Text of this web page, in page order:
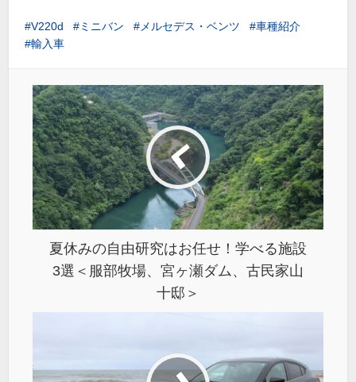
V220d ミニバン メルセデス・ベンツ
車種紹介
輸入車
夏休みの自由研究はお任せ！学べる施設
3選＜服部牧場、宮ヶ瀬ダム、古民家山
十邸＞